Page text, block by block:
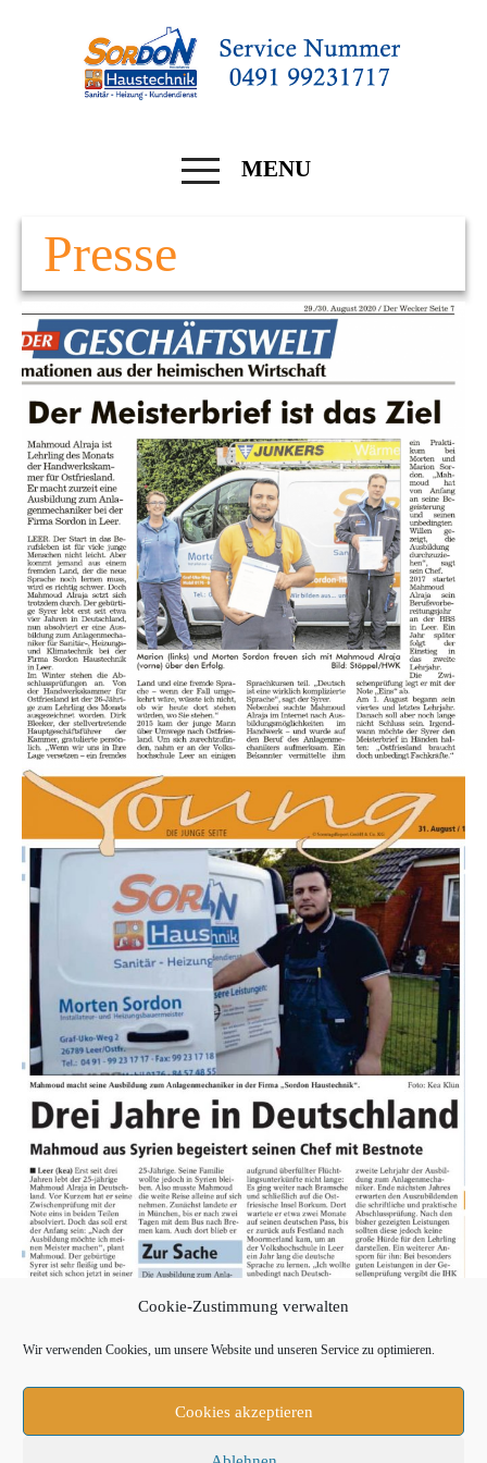
Cookie-Zustimmung verwalten
Wir verwenden Cookies, um unsere Website und unseren Service zu optimieren.
Cookies akzeptieren
MENU
Presse